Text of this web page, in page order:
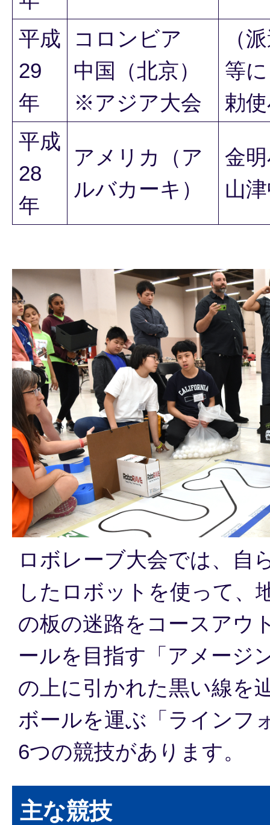
平成
29
年
コロンビア
中国（北京）
※アジア大会
（
等
勅
平成
28
年
アメリカ（ア
ルバカーキ）
金
山
ロボレーブ大会では、自
したロボットを使って、
の板の迷路をコースアウ
ールを目指す「アメージ
の上に引かれた黒い線を
ボールを運ぶ「ラインフ
6つの競技があります。
主な競技